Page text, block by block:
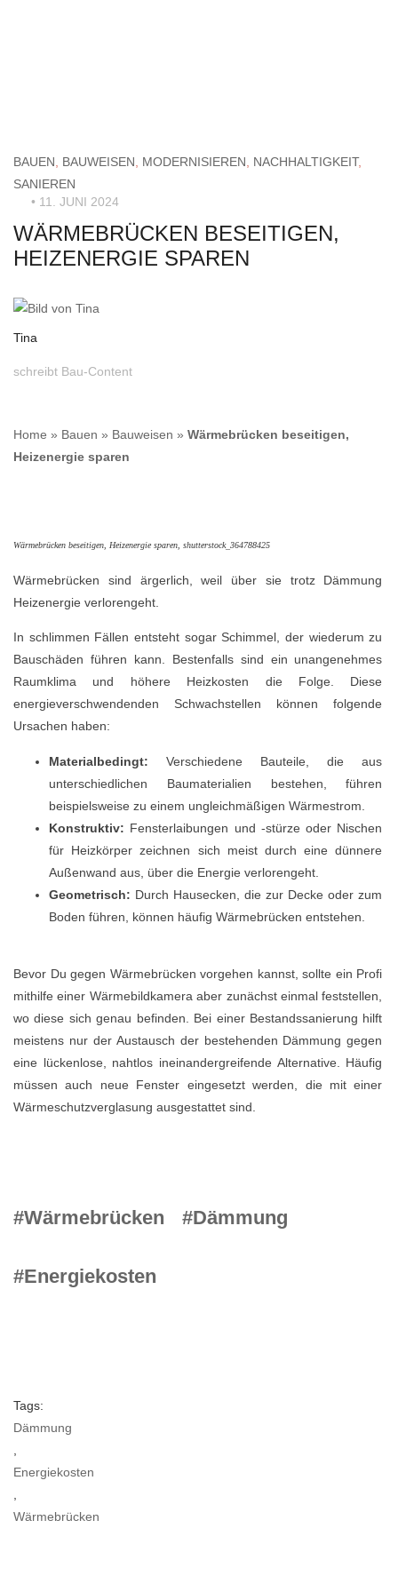
BAUEN BAUWEISEN MODERNISIEREN NACHHALTIGKEIT,
SANIEREN
• 11. JUNI 2024
WÄRMEBRÜCKEN BESEITIGEN,
HEIZENERGIE SPAREN
Tina
schreibt Bau-Content
Home » Bauen » Bauweisen » Wärmebrücken beseitigen,
Heizenergie sparen
Wärmebrücken beseitigen, Heizenergie sparen, shutterstock_364788425
Wärmebrücken sind ärgerlich, weil über sie trotz Dämmung
Heizenergie verlorengeht.
In schlimmen Fällen entsteht sogar Schimmel, der wiederum zu
Bauschäden führen kann. Bestenfalls sind ein unangenehmes
Raumklima und höhere Heizkosten die Folge. Diese
energieverschwendenden Schwachstellen können folgende
Ursachen haben:
Materialbedingt:Verschiedene Bauteile, die aus
unterschiedlichen Baumaterialien bestehen, führen
beispielsweise zu einem ungleichmäßigen Wärmestrom.
Konstruktiv: Fensterlaibungen und -stürze oder Nischen
für Heizkörper zeichnen sich meist durch eine dünnere
Außenwand aus, über die Energie verlorengeht.
Geometrisch: Durch Hausecken, die zur Decke oder zum
Boden führen, können häufig Wärmebrücken entstehen.
Bevor Du gegen Wärmebrücken vorgehen kannst, sollte ein Profi
mithilfe einer Wärmebildkamera aber zunächst einmal feststellen,
wo diese sich genau befinden. Bei einer Bestandssanierung hilft
meistens nur der Austausch der bestehenden Dämmung gegen
eine lückenlose, nahtlos ineinandergreifende Alternative. Häufig
müssen auch neue Fenster eingesetzt werden, die mit einer
Wärmeschutzverglasung ausgestattet sind.
#Wärmebrücken #Dämmung
#Energiekosten
Tags:
Dämmung
Energiekosten
Wärmebrücken